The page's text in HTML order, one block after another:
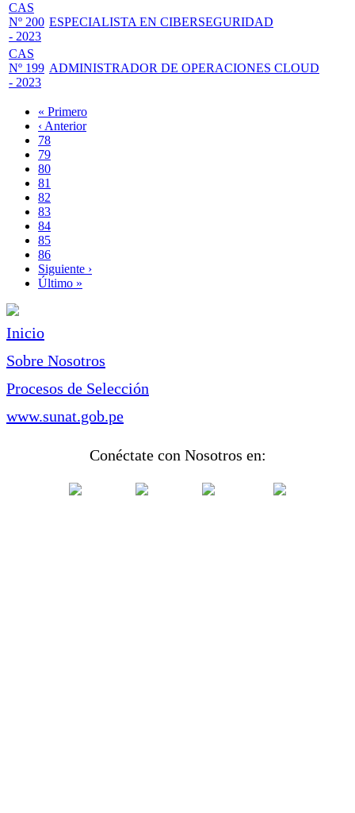
CAS
Nº 200
- 2023
ESPECIALISTA EN CIBERSEGURIDAD
CAS
Nº 199
- 2023
ADMINISTRADOR DE OPERACIONES CLOUD
Paginación
Primera
página
« Primero
Página
anterior
‹ Anterior
Page
78
Page
79
Page
80
Page
81
Página
actual
82
Page
83
Page
84
Page
85
Page
86
Siguiente
página
Siguiente ›
Última
Último »
Inicio
Sobre Nosotros
Procesos de Selección
www.sunat.gob.pe
Conéctate con Nosotros en: